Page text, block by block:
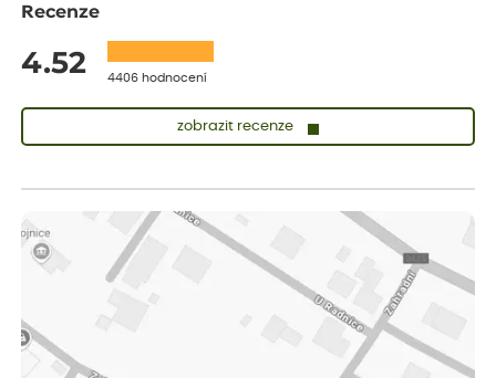
Recenze
4.52 4406 hodnocení
zobrazit recenze
Měla jsem pouze 1objednavku a zatím jsem spokojená se
sazenicemi
Miroslava
Rostliny byly v pořádku, dobře zabalené, celková spokojenost.